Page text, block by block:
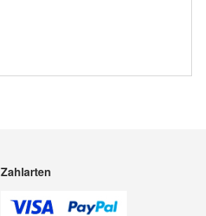
Zahlarten